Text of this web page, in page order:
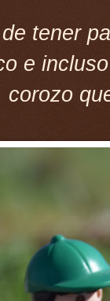
tener
e
corozo